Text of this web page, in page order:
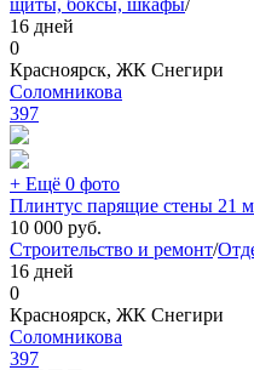
щиты, боксы, шкафы/
16 дней
0
Красноярск, ЖК Снегири
Соломникова
397
+ Ещё 0 фото
Плинтус парящие стены 21
10 000 руб.
Строительство и ремонт/
16 дней
0
Красноярск, ЖК Снегири
Соломникова
397